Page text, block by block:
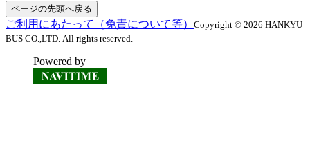
ページの先頭へ戻る
ご利用にあたって（免責について等） Copyright © 2026 HANKYU
BUS CO.,LTD. All rights reserved.
Powered by